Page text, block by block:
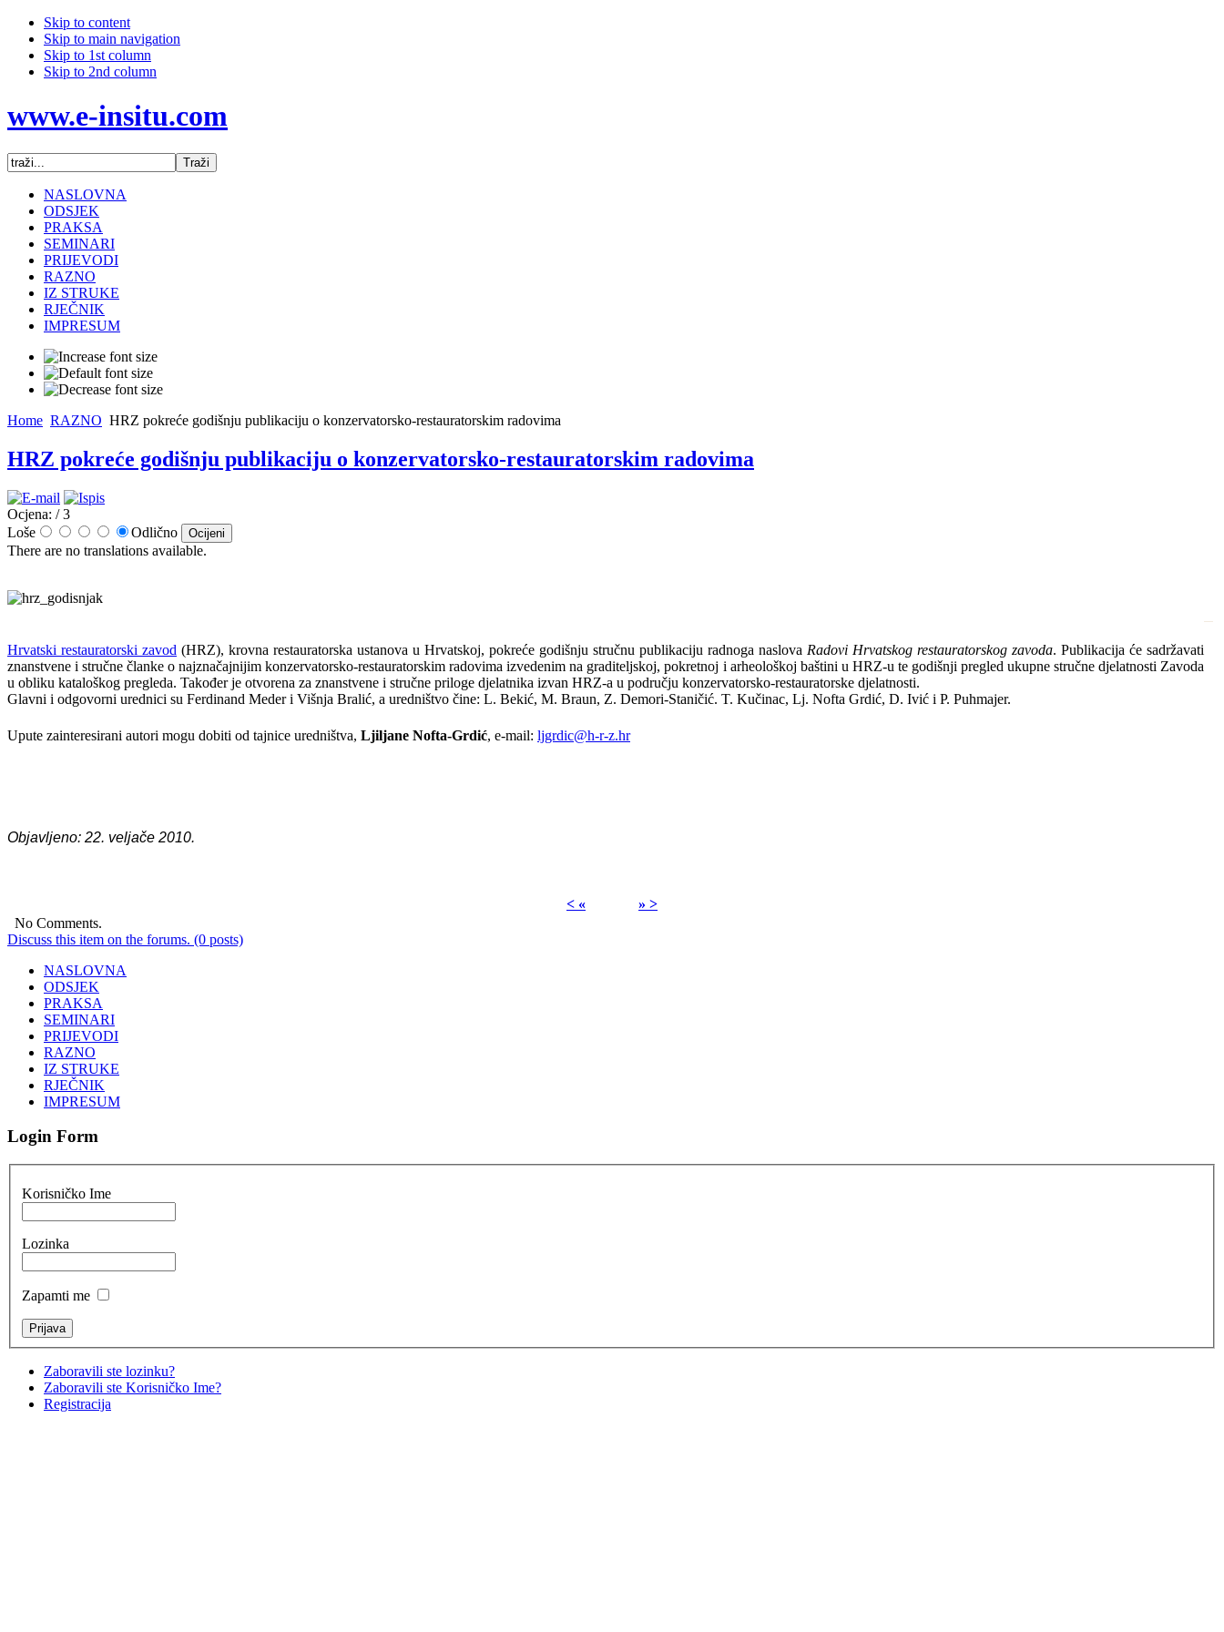
Skip to content
Skip to main navigation
Skip to 1st column
Skip to 2nd column
www.e-insitu.com
NASLOVNA
ODSJEK
PRAKSA
SEMINARI
PRIJEVODI
RAZNO
IZ STRUKE
RJEČNIK
IMPRESUM
Home RAZNO HRZ pokreće godišnju publikaciju o konzervatorsko-restauratorskim radovima
HRZ pokreće godišnju publikaciju o konzervatorsko-restauratorskim radovima
Ocjena: / 3
Loše
Odlično
There are no translations available.
Hrvatski restauratorski zavod (HRZ), krovna restauratorska ustanova u Hrvatskoj, pokreće godišnju stručnu publikaciju radnoga naslova Radovi Hrvatskog restauratorskog zavoda. Publikacija će sadržavati
znanstvene i stručne članke o najznačajnijim konzervatorsko-restauratorskim radovima izvedenim na graditeljskoj, pokretnoj i arheološkoj baštini u HRZ-u te godišnji pregled ukupne stručne djelatnosti Zavoda
u obliku kataloškog pregleda. Također je otvorena za znanstvene i stručne priloge djelatnika izvan HRZ-a u području konzervatorsko-restauratorske djelatnosti.
Glavni i odgovorni urednici su Ferdinand Meder i Višnja Bralić, a uredništvo čine: L. Bekić, M. Braun, Z. Demori-Staničić. T. Kučinac, Lj. Nofta Grdić, D. Ivić i P. Puhmajer.
Upute zainteresirani autori mogu dobiti od tajnice uredništva, Ljiljane Nofta-Grdić, e-mail: ljgrdic@h-r-z.hr
Objavljeno: 22. veljače 2010.
< «
» >
No Comments.
Discuss this item on the forums. (0 posts)
NASLOVNA
ODSJEK
PRAKSA
SEMINARI
PRIJEVODI
RAZNO
IZ STRUKE
RJEČNIK
IMPRESUM
Login Form
Korisničko Ime
Lozinka
Zapamti me
Zaboravili ste lozinku?
Zaboravili ste Korisničko Ime?
Registracija